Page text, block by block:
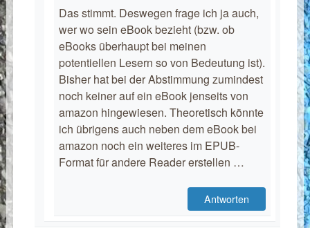
Das stimmt. Deswegen frage ich ja auch,
wer wo sein eBook bezieht (bzw. ob
eBooks überhaupt bei meinen
potentiellen Lesern so von Bedeutung ist).
Bisher hat bei der Abstimmung zumindest
noch keiner auf ein eBook jenseits von
amazon hingewiesen. Theoretisch könnte
ich übrigens auch neben dem eBook bei
amazon noch ein weiteres im EPUB-
Format für andere Reader erstellen …
Antworten